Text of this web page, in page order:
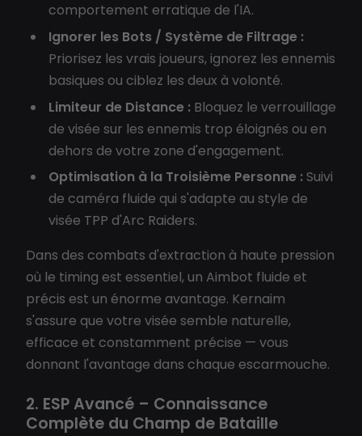
comportement erratique de l'IA.
Ignorer les Bots / Système de Filtrage :
Priorisez les vrais joueurs, ignorez les ennemis
basiques ou ciblez les deux à volonté.
Limiteur de Distance : Bloquez le verrouillage
de visée sur les ennemis trop éloignés ou en
dehors de votre zone d'engagement.
Optimisation à la Troisième Personne : Suivi
de caméra fluide qui s'adapte au style de
visée TPP d'Arc Raiders.
Dans des combats d'extraction à haute pression
où le timing est essentiel, un Aimbot fluide et
précis est un énorme avantage. Kernaim
s'assure que votre visée semble naturelle,
efficace et constamment précise — vous
donnant l'avantage dans chaque escarmouche.
2. ESP Avancé – Connaissance
Complète du Champ de Bataille